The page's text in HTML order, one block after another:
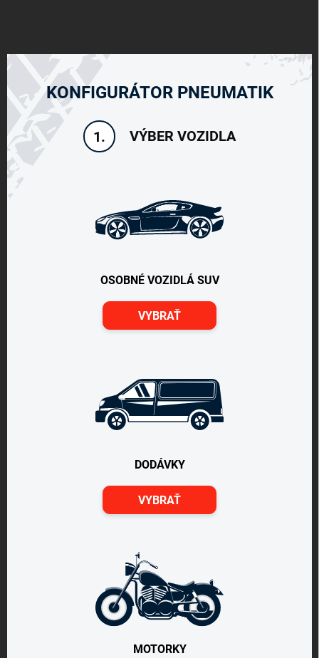
KONFIGURÁTOR PNEUMATIK
1. VÝBER VOZIDLA
OSOBNÉ VOZIDLÁ SUV
VYBRAŤ
DODÁVKY
VYBRAŤ
MOTORKY